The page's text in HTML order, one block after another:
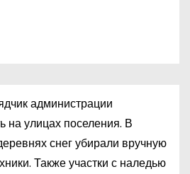
администрации
на улицах поселения. В
снег убирали вручную
Также участки с наледью